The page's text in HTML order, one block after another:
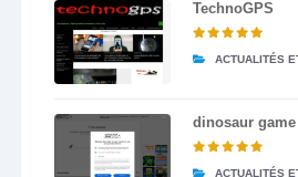
TechnoGPS
ACTUALITÉS
dinosaur game
ACTUALITÉS